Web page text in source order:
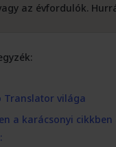
az évfordulók.
Translator világa
a karácsonyi